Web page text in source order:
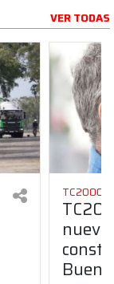
VER TODAS
TC2000